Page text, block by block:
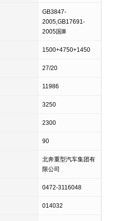
GB3847-
2005,GB17691-
2005国Ⅲ
1500+4750+1450
27/20
11986
3250
2300
90
北奔重型汽车集团有
限公司
0472-3116048
014032